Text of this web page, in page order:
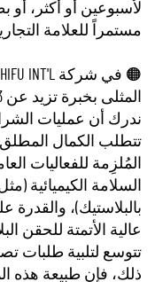
لأسبوعين أو أكثر،
مستمراً للعلامة
ندرك أن عمليات
تتطلب الكمال المطلق:
المُلزِمة للفعاليات
بالبلاستيك)،
عالية الأتمتة للحقن
تتوسع لتلبية طلبات
ذلك، فإن طبيعة هذه